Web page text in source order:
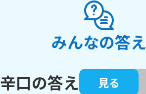
みんなの答え
辛口の答え
見る